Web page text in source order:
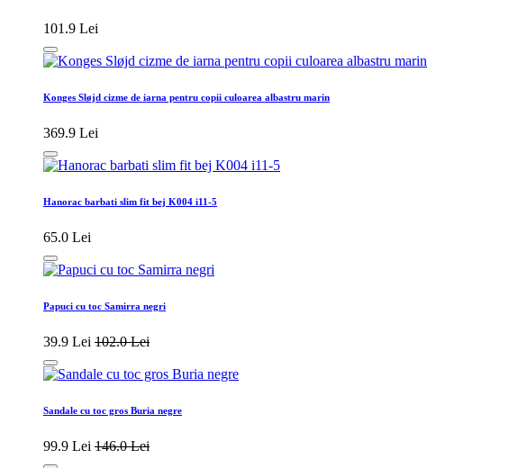
101.9 Lei
Konges Sløjd cizme de iarna pentru copii culoarea albastru marin
369.9 Lei
Hanorac barbati slim fit bej K004 i11-5
65.0 Lei
Papuci cu toc Samirra negri
39.9 Lei 102.0 Lei
Sandale cu toc gros Buria negre
99.9 Lei 146.0 Lei